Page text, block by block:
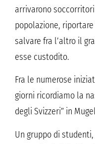
arrivarono
popolazione,
salvare fra l’altro il
esse custodito.
Fra le numerose
giorni ricordiamo la
degli Svizzeri” in
Un gruppo di studenti,